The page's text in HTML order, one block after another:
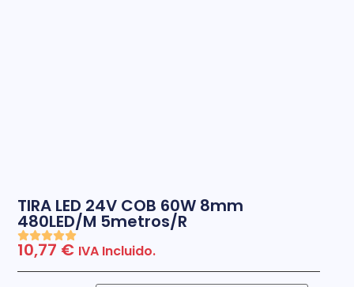
TIRA LED 24V COB 60W 8mm
480LED/M 5metros/R
10,77 € IVA Incluido.